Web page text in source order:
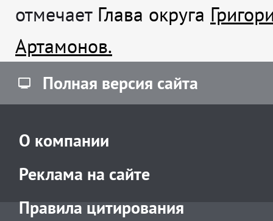
отмечает Глава округа
Артамонов.
Полная версия сайта
О компании
Реклама на сайте
Правила цитирования